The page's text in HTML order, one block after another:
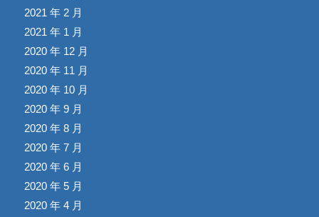
2021 年 2 月
2021 年 1 月
2020 年 12 月
2020 年 11 月
2020 年 10 月
2020 年 9 月
2020 年 8 月
2020 年 7 月
2020 年 6 月
2020 年 5 月
2020 年 4 月